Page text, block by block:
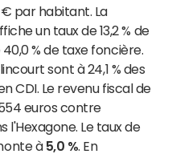
par habitant. La
un taux de 13,2 % de
% de taxe foncière.
sont à 24,1 % des
CDI. Le revenu fiscal de
euros contre
l'Hexagone. Le taux de
à 5,0 %. En